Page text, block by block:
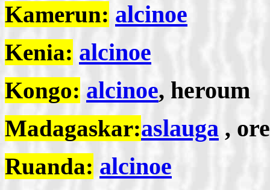
Kamerun: alcinoe
Kenia: alcinoe
Kongo: alcinoe, heroum
Madagaskar:aslauga ,
Ruanda: alcinoe